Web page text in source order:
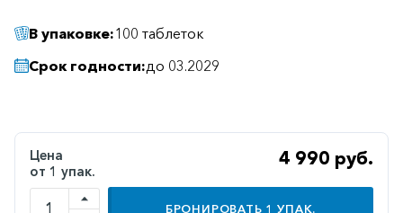
Желудочно-
кишечные
Иммунодепрессанты
В упаковке:100 таблеток
Срок годности:до 03.2029
Цена
от 1 упак.
4 990 руб.
БРОНИРОВАТЬ 1 УПАК.